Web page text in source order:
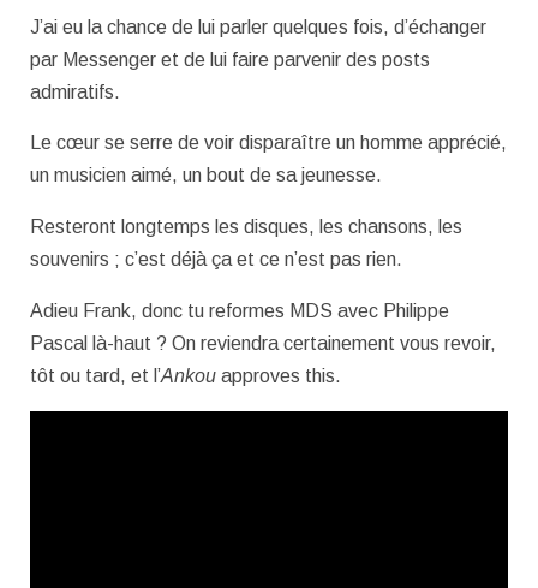
J’ai eu la chance de lui parler quelques fois, d’échanger
par Messenger et de lui faire parvenir des posts
admiratifs.
Le cœur se serre de voir disparaître un homme apprécié,
un musicien aimé, un bout de sa jeunesse.
Resteront longtemps les disques, les chansons, les
souvenirs ; c’est déjà ça et ce n’est pas rien.
Adieu Frank, donc tu reformes MDS avec Philippe
Pascal là-haut ? On reviendra certainement vous revoir,
tôt ou tard, et l’Ankou approves this.